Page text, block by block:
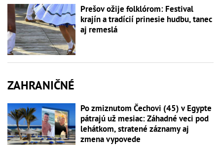
Prešov ožije folklórom: Festival
krajín a tradícií prinesie hudbu, tanec
aj remeslá
ZAHRANIČNÉ
Po zmiznutom Čechovi (45) v Egypte
pátrajú už mesiac: Záhadné veci pod
lehátkom, stratené záznamy aj
zmena vypovede